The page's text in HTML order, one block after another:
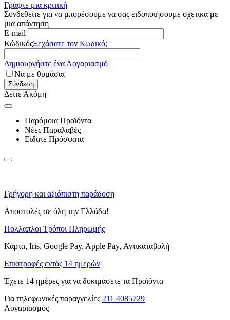
Γράψτε μια κριτική
Συνδεθείτε για να μπορέσουμε να σας ειδοποιήσουμε σχετικά με
μια απάντηση
E-mail
ΚώδικόςΞεχάσατε τον Κωδικό;
Δημιουργήστε ένα Λογαριασμό
Να με θυμάσαι
Σύνδεση
Δείτε Ακόμη
Παρόμοια Προϊόντα
Νέες Παραλαβές
Είδατε Πρόσφατα
Γρήγορη και αξιόπιστη παράδοση
Αποστολές σε όλη την Ελλάδα!
Πολλαπλοι Τρόποι Πληρωμής
Κάρτα, Iris, Google Pay, Apple Pay, Αντικαταβολή
Επιστροφές εντός 14 ημερών
Έχετε 14 ημέρες για να δοκιμάσετε τα Προϊόντα
Για τηλεφωνικές παραγγελίες 211 4085729
Λογαριασμός